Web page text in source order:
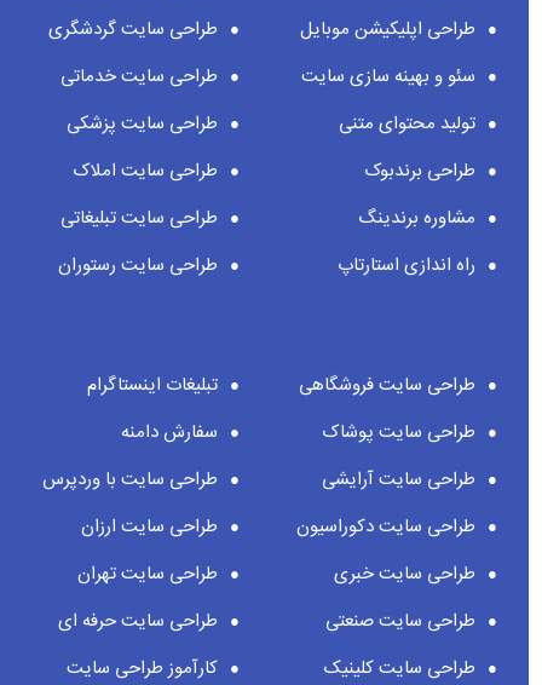
تبلیغات اینستاگرام
سفارش دامنه
طراحی سایت با وردپرس
طراحی سایت ارزان
طراحی سایت تهران
طراحی سایت حرفه ای
کارآموز طراحی سایت
طراحی سایت فروشگاهی
طراحی سایت پوشاک
طراحی سایت آرایشی
طراحی سایت دکوراسیون
طراحی سایت خبری
طراحی سایت صنعتی
طراحی سایت کلینیک
طراحی سایت گردشگری
طراحی سایت خدماتی
طراحی سایت پزشکی
طراحی سایت املاک
طراحی سایت تبلیغاتی
طراحی سایت رستوران
طراحی اپلیکیشن موبایل
سئو و بهینه سازی سایت
تولید محتوای متنی
طراحی برندبوک
مشاوره برندینگ
راه اندازی استارتاپ